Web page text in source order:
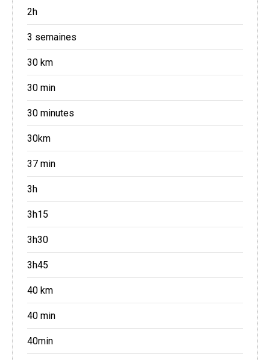
2h
3 semaines
30 km
30 min
30 minutes
30km
37 min
3h
3h15
3h30
3h45
40 km
40 min
40min